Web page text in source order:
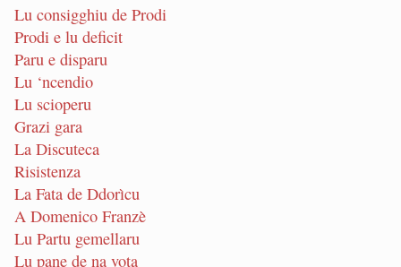
Lu consigghiu de Prodi
Prodi e lu deficit
Paru e disparu
Lu ‘ncendio
Lu scioperu
Grazi gara
La Discuteca
Risistenza
La Fata de Ddorìcu
A Domenico Franzè
Lu Partu gemellaru
Lu pane de na vota